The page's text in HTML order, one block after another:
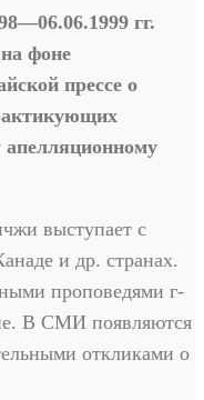
гг.
фоне
прессе о
апелляционному
выступает с
и др. странах.
проповедями г-
В СМИ появляются
откликами о